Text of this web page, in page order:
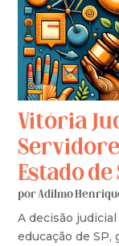
Vitória
Estado de
porAdilmo
A decisão
educação de